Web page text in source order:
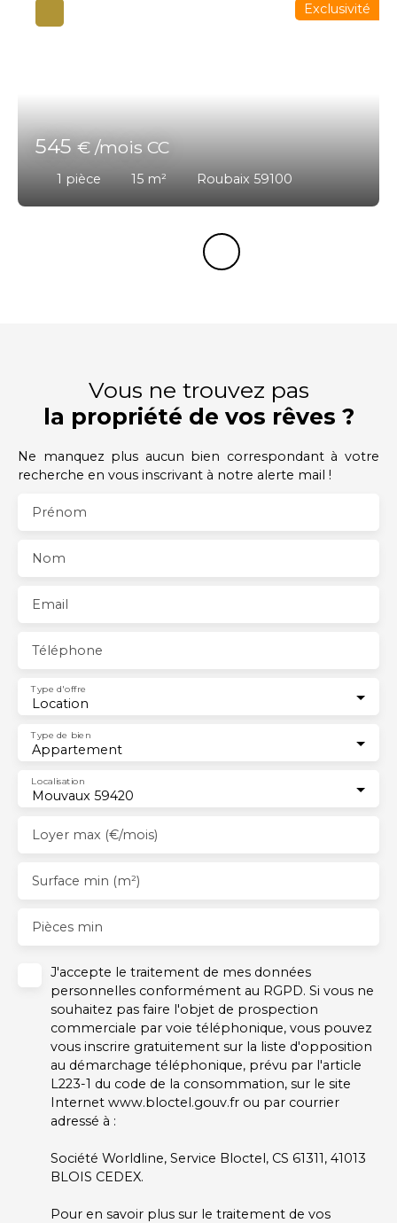
545€ /mois CC
1 pièce 15 m² Roubaix 59100
Exclusivité
Vous ne trouvez pas
la propriété de vos rêves ?
Ne manquez plus aucun bien correspondant à votre
recherche en vous inscrivant à notre alerte mail !
Prénom
Nom
Email
Téléphone
Location
Type d'offre
Appartement
Type de bien
Mouvaux 59420
Localisation
Loyer max (€/mois)
Surface min (m²)
Pièces min
J'accepte le traitement de mes données
personnelles conformément au RGPD. Si vous ne
souhaitez pas faire l'objet de prospection
commerciale par voie téléphonique, vous pouvez
vous inscrire gratuitement sur la liste d'opposition
au démarchage téléphonique, prévu par l'article
L223-1 du code de la consommation, sur le site
Internet www.bloctel.gouv.fr ou par courrier
adressé à :
Société Worldline, Service Bloctel, CS 61311, 41013
BLOIS CEDEX.
Pour en savoir plus sur le traitement de vos